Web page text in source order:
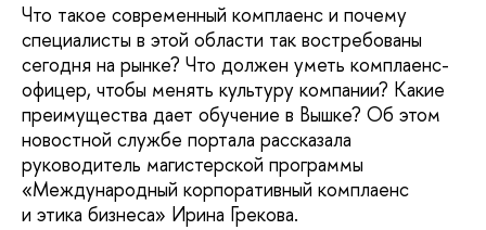
Что такое современный комплаенс и почему
специалисты в этой области так востребованы
сегодня на рынке? Что должен уметь комплаенс-
офицер, чтобы менять культуру компании? Какие
преимущества дает обучение в Вышке? Об этом
новостной службе портала рассказала
руководитель магистерской программы
«Международный корпоративный комплаенс
и этика бизнеса» Ирина Грекова.